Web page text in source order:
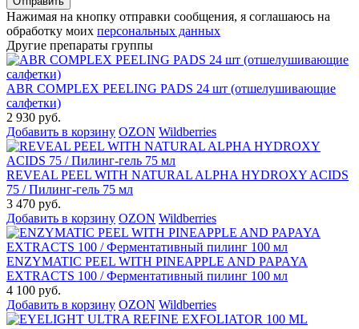
Нажимая на кнопку отправки сообщения, я соглашаюсь на
обработку моих персональных данных
Другие препараты группы
ABR COMPLEX PEELING PADS 24 шт (отшелушивающие
салфетки)
2 930 руб.
Добавить в корзину OZON Wildberries
REVEAL PEEL WITH NATURAL ALPHA HYDROXY ACIDS
75 / Пилинг-гель 75 мл
3 470 руб.
Добавить в корзину OZON Wildberries
ENZYMATIC PEEL WITH PINEAPPLE AND PAPAYA
EXTRACTS 100 / Ферментативный пилинг 100 мл
4 100 руб.
Добавить в корзину OZON Wildberries